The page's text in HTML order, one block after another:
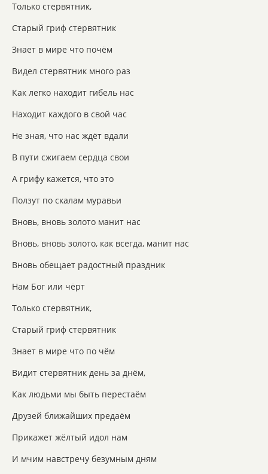
Только стервятник,
Старый гриф стервятник
Знает в мире что почём
Видел стервятник много раз
Как легко находит гибель нас
Находит каждого в свой час
Не зная, что нас ждёт вдали
В пути сжигаем сердца свои
А грифу кажется, что это
Ползут по скалам муравьи
Вновь, вновь золото манит нас
Вновь, вновь золото, как всегда, манит нас
Вновь обещает радостный праздник
Нам Бог или чёрт
Только стервятник,
Старый гриф стервятник
Знает в мире что по чём
Видит стервятник день за днём,
Как людьми мы быть перестаём
Друзей ближайших предаём
Прикажет жёлтый идол нам
И мчим навстречу безумным дням